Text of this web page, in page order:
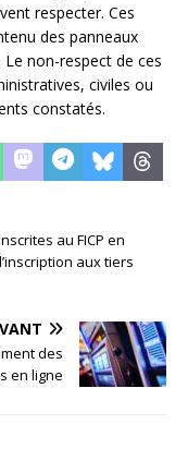
respecter. Ces
des panneaux
non-respect de ces
civiles ou
constatés.
au FICP en
aux tiers
des
en ligne